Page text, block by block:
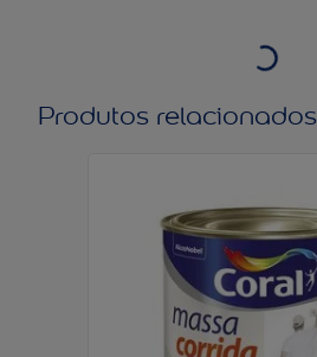
Produtos relacionados